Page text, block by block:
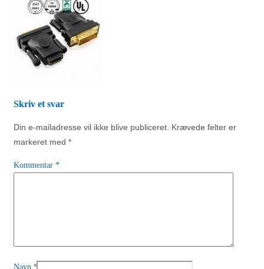
Skriv et svar
Din e-mailadresse vil ikke blive publiceret. Krævede felter er
markeret med *
Kommentar *
Navn *